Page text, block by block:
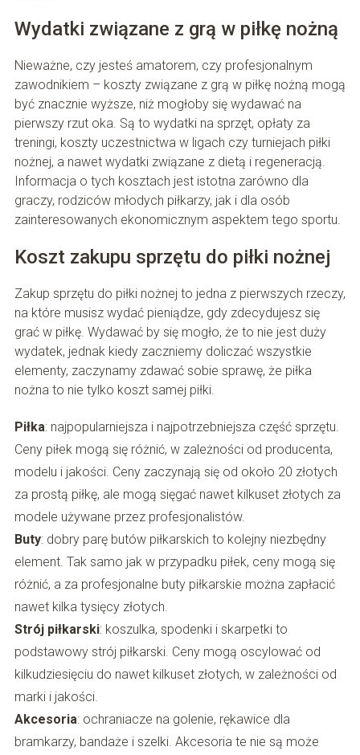
Wydatki związane z grą w piłkę nożną
Nieważne, czy jesteś amatorem, czy profesjonalnym
zawodnikiem – koszty związane z grą w piłkę nożną mogą
być znacznie wyższe, niż mogłoby się wydawać na
pierwszy rzut oka. Są to wydatki na sprzęt, opłaty za
treningi, koszty uczestnictwa w ligach czy turniejach piłki
nożnej, a nawet wydatki związane z dietą i regeneracją.
Informacja o tych kosztach jest istotna zarówno dla
graczy, rodziców młodych piłkarzy, jak i dla osób
zainteresowanych ekonomicznym aspektem tego sportu.
Koszt zakupu sprzętu do piłki nożnej
Zakup sprzętu do piłki nożnej to jedna z pierwszych rzeczy,
na które musisz wydać pieniądze, gdy zdecydujesz się
grać w piłkę. Wydawać by się mogło, że to nie jest duży
wydatek, jednak kiedy zaczniemy doliczać wszystkie
elementy, zaczynamy zdawać sobie sprawę, że piłka
nożna to nie tylko koszt samej piłki.
Piłka: najpopularniejsza i najpotrzebniejsza część sprzętu.
Ceny piłek mogą się różnić, w zależności od producenta,
modelu i jakości. Ceny zaczynają się od około 20 złotych
za prostą piłkę, ale mogą sięgać nawet kilkuset złotych za
modele używane przez profesjonalistów.
Buty: dobry parę butów piłkarskich to kolejny niezbędny
element. Tak samo jak w przypadku piłek, ceny mogą się
różnić, a za profesjonalne buty piłkarskie można zapłacić
nawet kilka tysięcy złotych.
Strój piłkarski: koszulka, spodenki i skarpetki to
podstawowy strój piłkarski. Ceny mogą oscylować od
kilkudziesięciu do nawet kilkuset złotych, w zależności od
marki i jakości.
Akcesoria: ochraniacze na golenie, rękawice dla
bramkarzy, bandaże i szelki. Akcesoria te nie są może